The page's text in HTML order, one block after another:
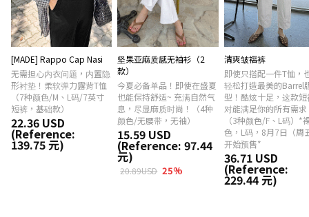
[MADE] Rappo Cap Nasi
无需担心内衣问题，内置隐
形衬垫！柔软弹力露背T恤
（7种颜色/M、L码/7英寸
短裤，基础款）
22.36 USD
(Reference:
139.75 元)
坚果亚麻质感无袖衫（2
款）
今夏必备单品！即使在盛夏
也能保持舒适~ 充满自然气
息，尽显麻质时尚！（4种
颜色/无腰带，无袖）
15.59 USD
(Reference: 97.44
元)
20.89USD 25%
清爽皱褶裤
即使只搭配一件T恤，
轻松打造最美的Barrel
型！酷炫十足，这款短
对能满足你的所有需求
（3种颜色/F、L码）*
色，L码，8月7日（周
开始预售*
36.71 USD
(Reference:
229.44 元)